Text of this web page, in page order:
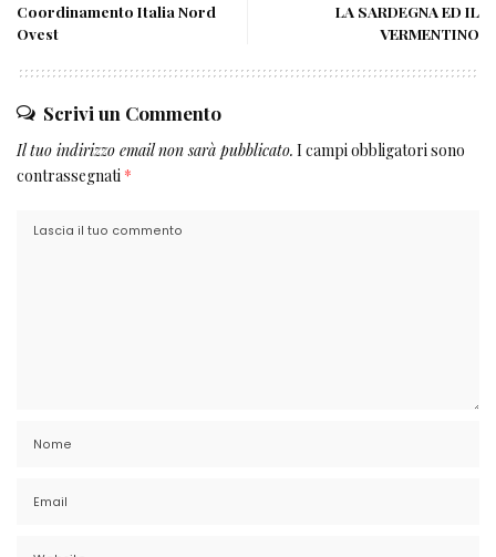
Coordinamento Italia Nord
Ovest
LA SARDEGNA ED IL
VERMENTINO
Scrivi un Commento
Il tuo indirizzo email non sarà pubblicato. I campi obbligatori sono
contrassegnati *